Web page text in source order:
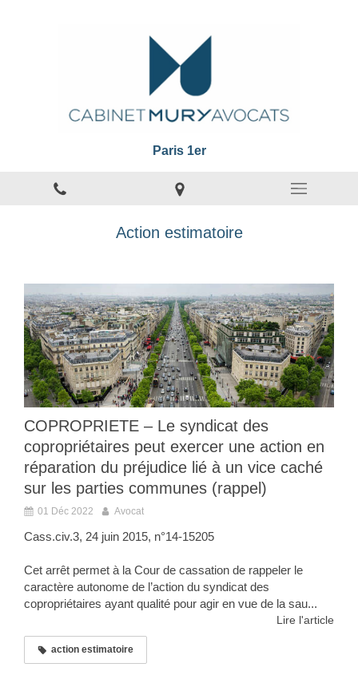
Paris 1er
Action estimatoire
COPROPRIETE – Le syndicat des
copropriétaires peut exercer une action en
réparation du préjudice lié à un vice caché
sur les parties communes (rappel)
01 Déc 2022 Avocat
Cass.civ.3, 24 juin 2015, n°14-15205
Cet arrêt permet à la Cour de cassation de rappeler le
caractère autonome de l’action du syndicat des
copropriétaires ayant qualité pour agir en vue de la sau...
Lire l'article
action estimatoire